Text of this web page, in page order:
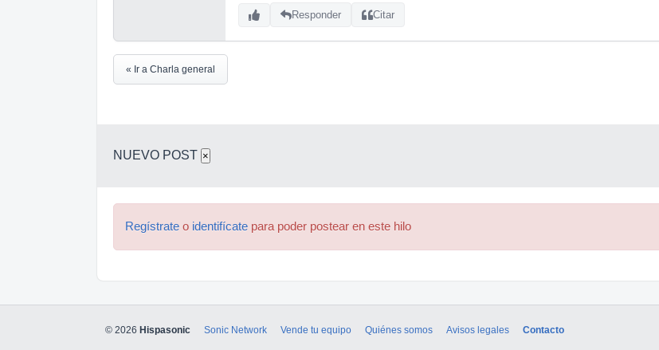
Responder Citar
« Ir a Charla general
NUEVO POST ×
Regístrate o identifícate para poder postear en este hilo
© 2026 Hispasonic Sonic Network Vende tu equipo Quiénes somos Avisos legales Contacto